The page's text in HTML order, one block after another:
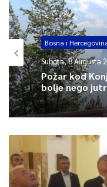
činjenica da za ulazak u
zemalja nije potreban
Prijedlog produženja
na usvajanje.
Bosna i
Subota, 8 Augusta
Požar kod
bolje nego